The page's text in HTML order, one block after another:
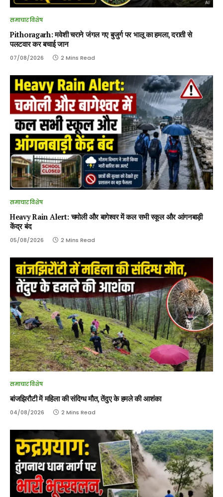
समाचार विशेष
Pithoragarh: मवेशी चराने जंगल गए बुजुर्ग पर भालू का हमला, दराती से
पलटवार कर बचाई जान
07/08/2026 2 Mins Read
समाचार विशेष
Heavy Rain Alert: चमोली और बागेश्वर में कल सभी स्कूल और आंगनबाड़ी
केंद्र बंद
05/08/2026 2 Mins Read
समाचार विशेष
बांजझिरौटी में महिला की संदिग्ध मौत, तेंदुए के हमले की आशंका
04/08/2026 2 Mins Read